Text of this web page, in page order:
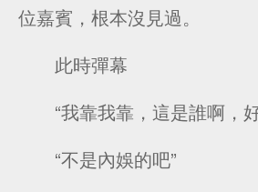
位嘉賓，根本沒見過。
此時彈幕
“我靠我靠，這是誰啊，
“不是內娛的吧”